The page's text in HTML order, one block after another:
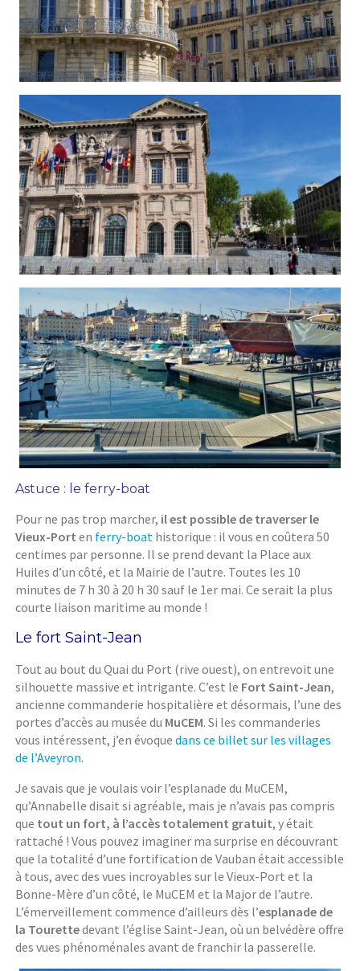
Astuce : le ferry-boat
Pour ne pas trop marcher, il est possible de traverser le
Vieux-Port en ferry-boat historique : il vous en coûtera 50
centimes par personne. Il se prend devant la Place aux
Huiles d’un côté, et la Mairie de l’autre. Toutes les 10
minutes de 7 h 30 à 20 h 30 sauf le 1er mai. Ce serait la plus
courte liaison maritime au monde !
Le fort Saint-Jean
Tout au bout du Quai du Port (rive ouest), on entrevoit une
silhouette massive et intrigante. C’est le Fort Saint-Jean,
ancienne commanderie hospitalière et désormais, l’une des
portes d’accès au musée du MuCEM. Si les commanderies
vous intéressent, j’en évoquedans ce billet sur les villages
de l’Aveyron.
Je savais que je voulais voir l’esplanade du MuCEM,
qu’Annabelle disait si agréable, mais je n’avais pas compris
que tout un fort, à l’accès totalement gratuit, y était
rattaché ! Vous pouvez imaginer ma surprise en découvrant
que la totalité d’une fortification de Vauban était accessible
à tous, avec des vues incroyables sur le Vieux-Port et la
Bonne-Mère d’un côté, le MuCEM et la Major de l’autre.
L’émerveillement commence d’ailleurs dès l’esplanade de
la Tourettedevant l’église Saint-Jean, où un belvédère offre
des vues phénoménales avant de franchir la passerelle.